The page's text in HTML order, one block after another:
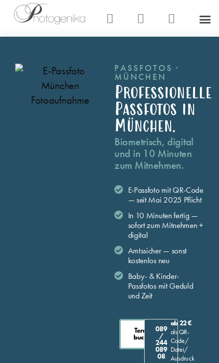
PASSFOTOS ·
MÜNCHEN
Professionelle
Passfotos in
München.
Biometrisch, digital
und in 10 Minuten
zum Mitnehmen.
E-Passfoto mit QR-Code
— seit Mai 2025 Pflicht
In 10 Minuten fertig —
sofort zum Mitnehmen +
digital
Amtssicher — sonst
kostenlos neu
Baby- & Kinder-
Passfotos mit Geduld
und Zeit
Termin
buchen
089
/
244
089
08
ab 22 €
als QR-
Code/
Datei/
Ausdruck